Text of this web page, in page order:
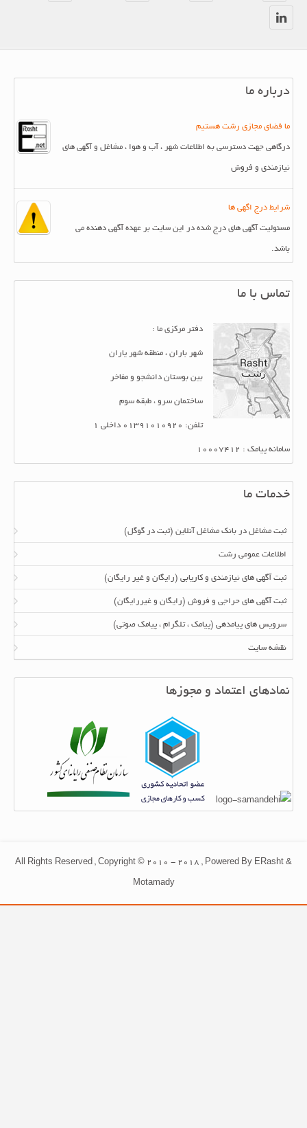
درباره ما
ما فضای مجازی رشت هستیم
درگاهی جهت دسترسی به اطلاعات شهر ، آب و هوا ، مشاغل و آگهی های
نیازمندی و فروش
شرایط درج اگهی ها
مسئولیت آگهی های درج شده در این سایت بر عهده آگهی دهنده می
باشد.
تماس با ما
دفتر مرکزی ما :
شهر باران ، منطقه شهر یاران
بین بوستان دانشجو و مفاخر
ساختمان سرو ، طبقه سوم
تلفن: 01391010920 داخلی 1
سامانه پیامک : 10007412
خدمات ما
ثبت مشاغل در بانک مشاغل آنلاین (ثبت در گوگل)
اطلاعات عمومی رشت
ثبت آگهی های نیازمندی و کاریابی (رایگان و غیر رایگان)
ثبت آگهی های حراجی و فروش (رایگان و غیررایگان)
سرویس های پیامدهی (پیامک ، تلگرام ، پیامک صوتی)
نقشه سایت
نمادهای اعتماد و مجوزها
All Rights Reserved , Copyright © 2010 - 2018 , Powered By ERasht &
Motamady